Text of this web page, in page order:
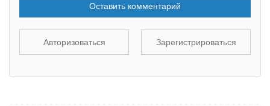
Оставить комментарий
Авторизоваться Зарегистрироваться